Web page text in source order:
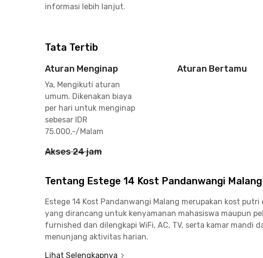
informasi lebih lanjut.
Tata Tertib
Aturan Menginap
Ya, Mengikuti aturan
umum. Dikenakan biaya
per hari untuk menginap
sebesar IDR
75.000,-/Malam
Aturan Bertamu
Akses 24 jam
Tentang Estege 14 Kost Pandanwangi Malang
Estege 14 Kost Pandanwangi Malang merupakan kost
yang dirancang untuk kenyamanan mahasiswa maupun
furnished dan dilengkapi WiFi, AC, TV, serta kamar mandi
menunjang aktivitas harian.
Lihat Selengkapnya